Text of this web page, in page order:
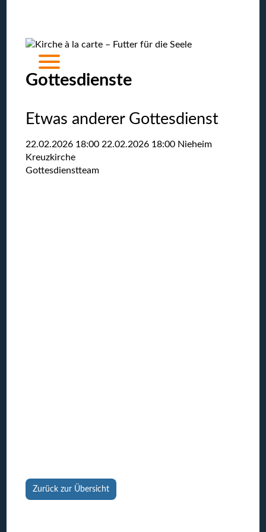
Gottesdienste
Etwas anderer Gottesdienst
22.02.2026 18:00 22.02.2026 18:00 Nieheim
Kreuzkirche
Gottesdienstteam
Zurück zur Übersicht